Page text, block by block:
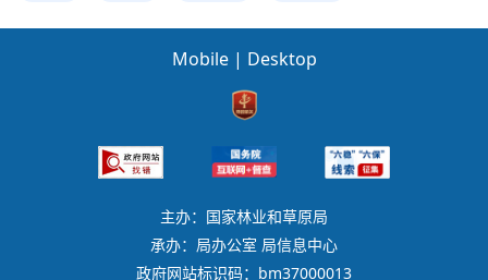
Mobile | Desktop
主办：国家林业和草原局
承办：局办公室 局信息中心
政府网站标识码：bm37000013